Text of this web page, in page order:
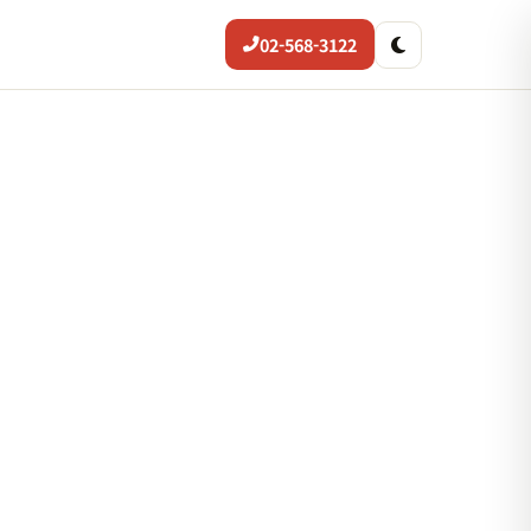
02-568-3122